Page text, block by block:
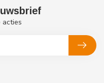
acties